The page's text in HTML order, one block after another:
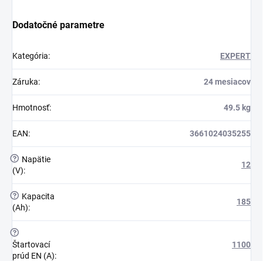
Dodatočné parametre
Kategória: EXPERT
Záruka: 24 mesiacov
Hmotnosť: 49.5 kg
EAN: 3661024035255
?
Napätie
(V):
12
?
Kapacita
(Ah):
185
?
Štartovací
prúd EN (A):
1100